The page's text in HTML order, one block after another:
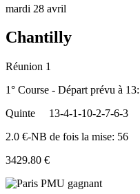
mardi 28 avril
Chantilly
Réunion 1
1° Course - Départ prévu à
Quinte
13-4-1-10-2-7-6-3
2.0 €-NB de fois la mise: 56
3429.80 €